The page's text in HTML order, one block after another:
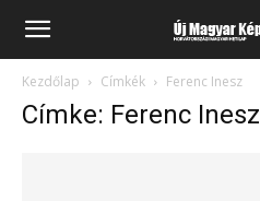
Kezdőlap Címkék Ferenc Inesz
Címke: Ferenc Inesz